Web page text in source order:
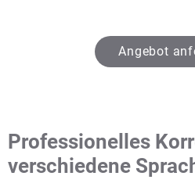
Angebot
Professionelles
verschiedene